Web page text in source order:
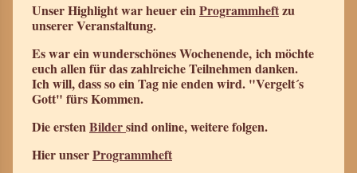
Unser Highlight war heuer einProgrammheftzu
unserer Veranstaltung.
Es war ein wunderschönes Wochenende, ich möchte
euch allen für das zahlreiche Teilnehmen danken.
Ich will, dass so ein Tag nie enden wird. "Vergelt´s
Gott" fürs Kommen.
Die erstenBildersind online, weitere folgen.
Hier unserProgrammheft